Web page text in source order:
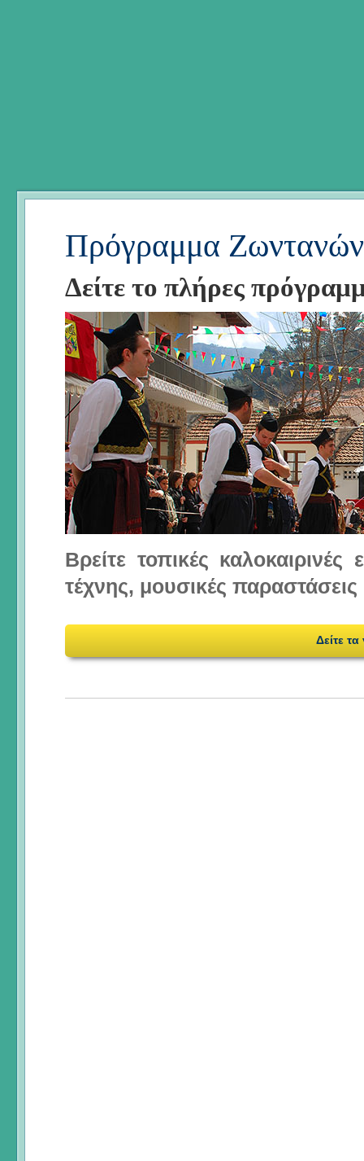
Πρόγραμμα
Δείτε το πλήρες
Βρείτε τοπικές
τέχνης, μουσικές
Δείτε